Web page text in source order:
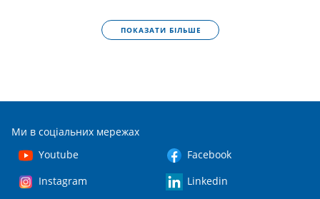
ПОКАЗАТИ БІЛЬШЕ
Ми в соціальних мережах
Youtube
Facebook
Instagram
Linkedin